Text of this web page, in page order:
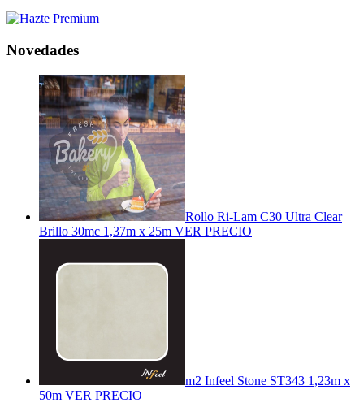
Novedades
Rollo Ri-Lam C30 Ultra Clear
Brillo 30mc 1,37m x 25m VER PRECIO
m2 Infeel Stone ST343 1,23m x
50m VER PRECIO